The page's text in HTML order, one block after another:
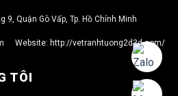
9, Quận Gò Vấp, Tp. Hồ Chính Minh
Website: http://vetranhtuong2d3d.com/
TÔI